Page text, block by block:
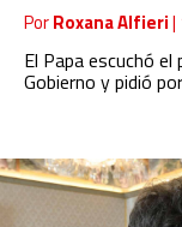
PorRoxana Alfieri|
El Papa escuchó
Gobierno y pidió